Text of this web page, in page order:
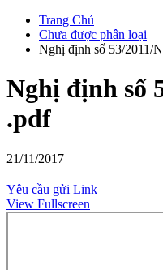
Trang Chủ
Chưa được phân loại
Nghị định số 53/2011/
Nghị định số
.pdf
21/11/2017
Yêu cầu gửi Link
View Fullscreen